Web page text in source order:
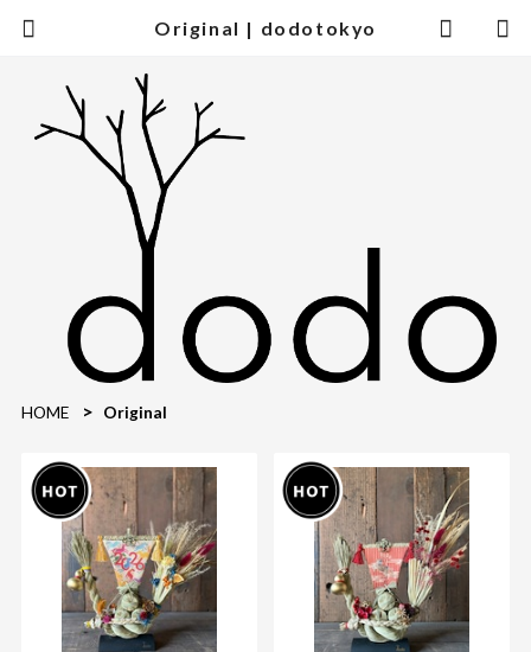
Original | dodotokyo
HOME Original